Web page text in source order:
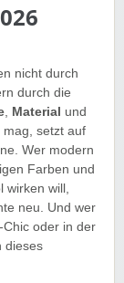
nicht durch
durch die
Material und
mag, setzt auf
Wer modern
Farben und
will,
neu. Und wer
Chic oder in der
dieses